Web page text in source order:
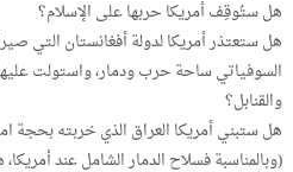
هل ستُوقِف أمريكا حربها على الإسلام؟
هل ستعتذر أمريكا لدولة أفغانستان التي
السوفياتي ساحة حرب ودمار، واستولت
والقنابل؟
هل ستبني أمريكا العراق الذي خربته بحجة
(وبالمناسبة فسلاح الدمار الشامل عند